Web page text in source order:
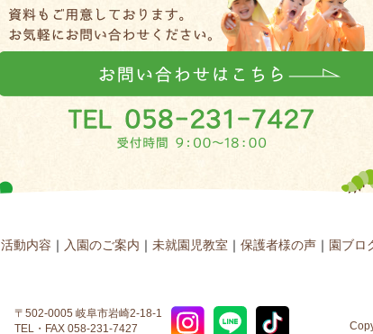
活動内容 ｜ 入園のご案内 ｜ 未就園児教室 ｜ 保護者様の声 ｜ 園ブロ
〒502-0005 岐阜市岩崎2-18-1
TEL・FAX 058-231-7427